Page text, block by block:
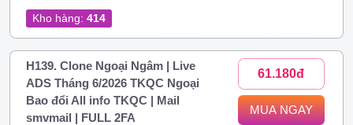
Kho hàng: 414
H139. Clone Ngoại Ngâm | Live
ADS Tháng 6/2026 TKQC Ngoại
Bao đổi All info TKQC | Mail
smvmail | FULL 2FA
61.180đ
MUA NGAY